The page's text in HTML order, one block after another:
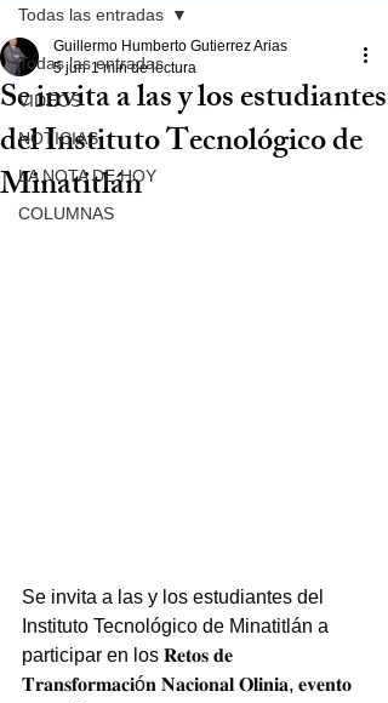
Todas las entradas
VIDEOS
NOTICIAS
LA NOTA DE HOY
COLUMNAS
Todas las entradas
Se invita a las y los estudiantes
del Instituto Tecnológico de
Minatitlán
Guillermo Humberto Gutierrez Arias
5 jun 1 min de lectura
Se invita a las y los estudiantes del
Instituto Tecnológico de Minatitlán a
participar en los 𝐑𝐞𝐭𝐨𝐬 𝐝𝐞
𝐓𝐫𝐚𝐧𝐬𝐟𝐨𝐫𝐦𝐚𝐜𝐢ó𝐧 𝐍𝐚𝐜𝐢𝐨𝐧𝐚𝐥 𝐎𝐥𝐢𝐧𝐢𝐚, 𝐞𝐯𝐞𝐧𝐭𝐨